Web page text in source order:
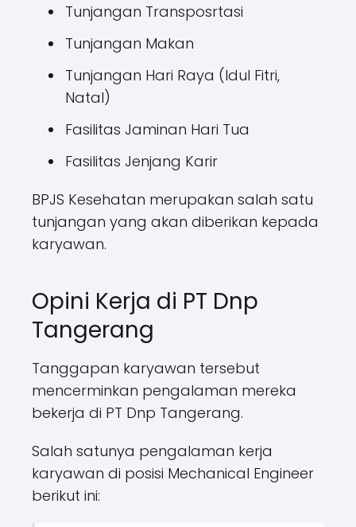
Tunjangan Transposrtasi
Tunjangan Makan
Tunjangan Hari Raya (Idul Fitri,
Natal)
Fasilitas Jaminan Hari Tua
Fasilitas Jenjang Karir
BPJS Kesehatan merupakan salah satu
tunjangan yang akan diberikan kepada
karyawan.
Opini Kerja di PT Dnp
Tangerang
Tanggapan karyawan tersebut
mencerminkan pengalaman mereka
bekerja di PT Dnp Tangerang.
Salah satunya pengalaman kerja
karyawan di posisi Mechanical Engineer
berikut ini: